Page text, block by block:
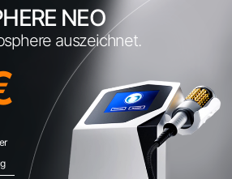
NEO
auszeichnet.